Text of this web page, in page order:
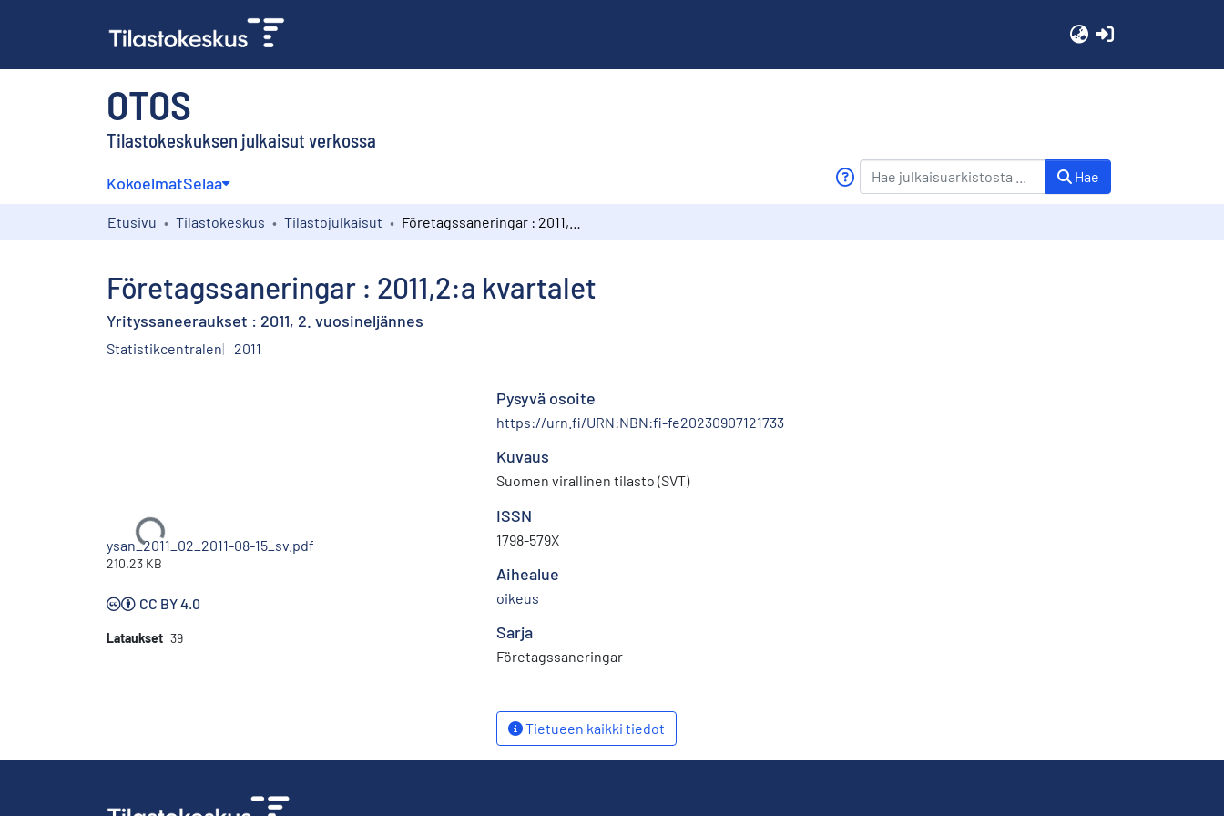
OTOS
Tilastokeskuksen julkaisut verkossa
KokoelmatSelaa Hae
Etusivu Tilastokeskus Tilastojulkaisut
Företagssaneringar : 2011,2:a kvartalet
Yrityssaneeraukset : 2011, 2. vuosineljännes
Statistikcentralen 2011
Ladataan...
ysan_2011_02_2011-08-15_sv.pdf
210.23 KB
CC BY 4.0
Lataukset 39
Pysyvä osoite
https://urn.fi/URN:NBN:fi-fe20230907121733
Kuvaus
Suomen virallinen tilasto (SVT)
ISSN
1798-579X
Aihealue
oikeus
Sarja
Företagssaneringar
Tietueen kaikki tiedot